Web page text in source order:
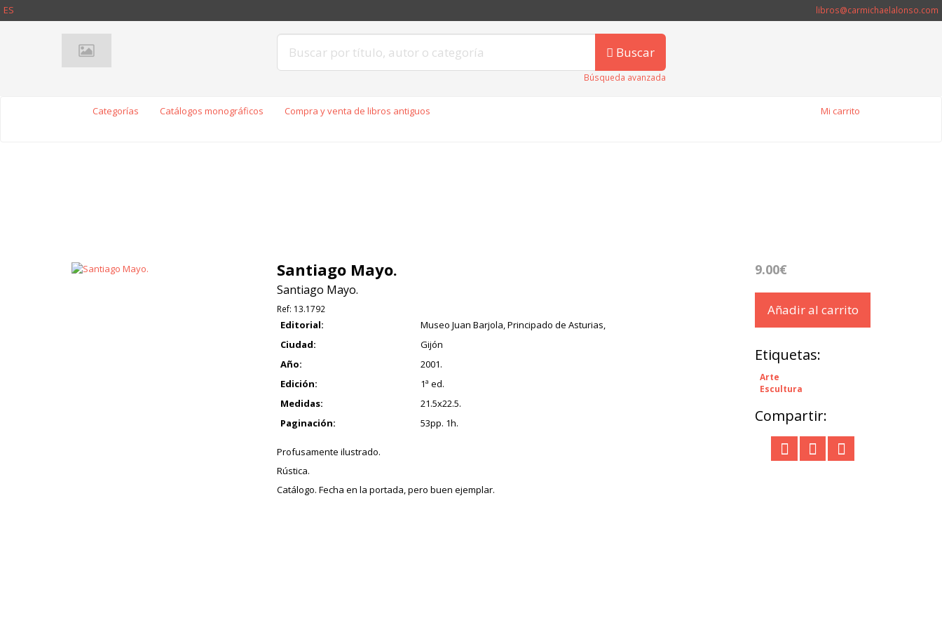
ES libros@carmichaelalonso.com
Buscar
Búsqueda avanzada
Categorías Catálogos monográficos Compra y venta de libros antiguos Mi carrito
Santiago Mayo.
Santiago Mayo.
Ref: 13.1792
Editorial:
Museo Juan Barjola, Principado de Asturias,
Ciudad:
Gijón
Año:
2001.
Edición:
1ª ed.
Medidas:
21.5x22.5.
Paginación:
53pp. 1h.
Profusamente ilustrado.
Rústica.
Catálogo. Fecha en la portada, pero buen ejemplar.
9.00€
Añadir al carrito
Etiquetas:
Arte
Escultura
Compartir: